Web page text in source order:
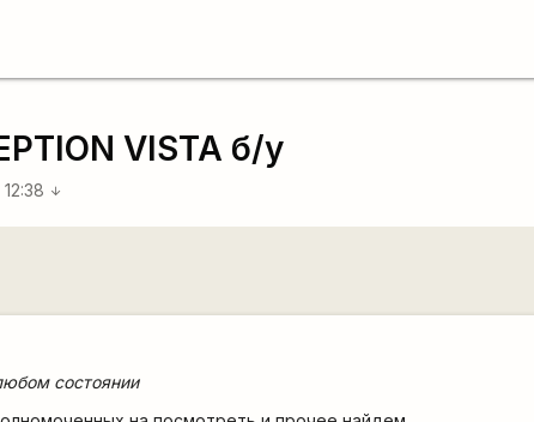
VISTA б/у
arrow_downward
состоянии